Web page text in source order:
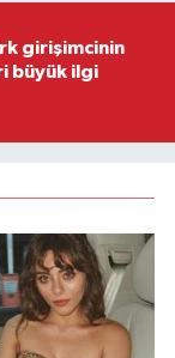
girişimcinin
büyük ilgi